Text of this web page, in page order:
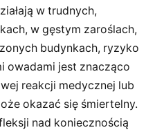
w trudnych,
w gęstym zaroślach,
budynkach, ryzyko
owadami jest znacząco
reakcji medycznej lub
okazać się śmiertelny.
nad koniecznością